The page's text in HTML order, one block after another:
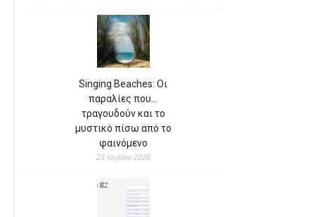
Singing Beaches: Οι
παραλίες που…
τραγουδούν και το
μυστικό πίσω από το
φαινόμενο
23 Ιουλίου 2026